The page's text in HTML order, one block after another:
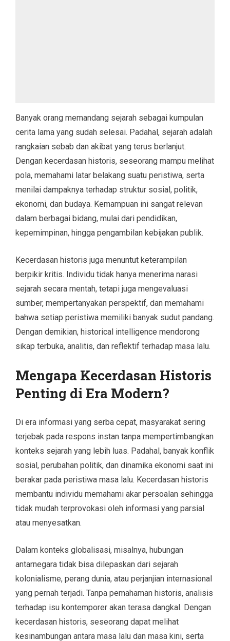
Banyak orang memandang sejarah sebagai kumpulan
cerita lama yang sudah selesai. Padahal, sejarah adalah
rangkaian sebab dan akibat yang terus berlanjut.
Dengan kecerdasan historis, seseorang mampu melihat
pola, memahami latar belakang suatu peristiwa, serta
menilai dampaknya terhadap struktur sosial, politik,
ekonomi, dan budaya. Kemampuan ini sangat relevan
dalam berbagai bidang, mulai dari pendidikan,
kepemimpinan, hingga pengambilan kebijakan publik.
Kecerdasan historis juga menuntut keterampilan
berpikir kritis. Individu tidak hanya menerima narasi
sejarah secara mentah, tetapi juga mengevaluasi
sumber, mempertanyakan perspektif, dan memahami
bahwa setiap peristiwa memiliki banyak sudut pandang.
Dengan demikian, historical intelligence mendorong
sikap terbuka, analitis, dan reflektif terhadap masa lalu.
Mengapa Kecerdasan Historis
Penting di Era Modern?
Di era informasi yang serba cepat, masyarakat sering
terjebak pada respons instan tanpa mempertimbangkan
konteks sejarah yang lebih luas. Padahal, banyak konflik
sosial, perubahan politik, dan dinamika ekonomi saat ini
berakar pada peristiwa masa lalu. Kecerdasan historis
membantu individu memahami akar persoalan sehingga
tidak mudah terprovokasi oleh informasi yang parsial
atau menyesatkan.
Dalam konteks globalisasi, misalnya, hubungan
antarnegara tidak bisa dilepaskan dari sejarah
kolonialisme, perang dunia, atau perjanjian internasional
yang pernah terjadi. Tanpa pemahaman historis, analisis
terhadap isu kontemporer akan terasa dangkal. Dengan
kecerdasan historis, seseorang dapat melihat
kesinambungan antara masa lalu dan masa kini, serta